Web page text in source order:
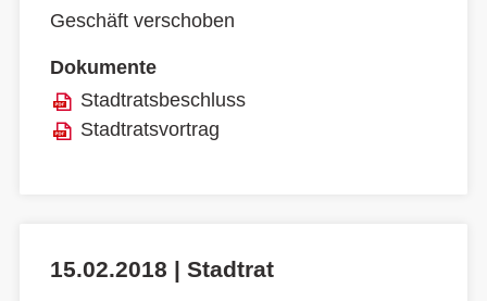
Geschäft verschoben
Dokumente
Stadtratsbeschluss
Stadtratsvortrag
15.02.2018 | Stadtrat